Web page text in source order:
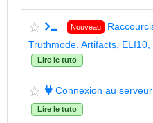
☆ Nouveau
Truthmode, Artifacts,
Lire le tuto
☆ Connexion au
Lire le tuto